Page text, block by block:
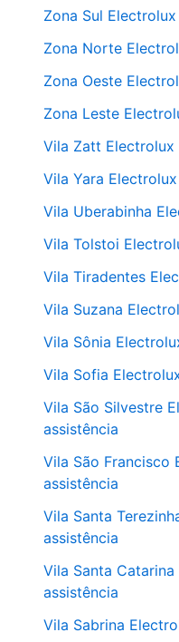
Zona Sul
Zona Norte
Zona Oeste
Zona Leste
Vila Zatt Electrolux
Vila Yara
Vila Uberabinha
Vila Tolstoi
Vila Tiradentes
Vila Suzana
Vila Sônia
Vila Sofia
Vila São Silvestre
assistência
Vila São Francisco
assistência
Vila Santa
assistência
Vila Santa
assistência
Vila Sabrina